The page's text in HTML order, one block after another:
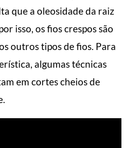
que a oleosidade da raiz
isso, os fios crespos são
outros tipos de fios. Para
algumas técnicas
em cortes cheios de